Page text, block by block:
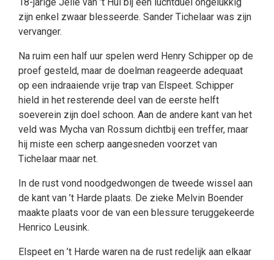
zijn enkel zwaar blesseerde. Sander Tichelaar was zijn
vervanger.
Na ruim een half uur spelen werd Henry Schipper op de
proef gesteld, maar de doelman reageerde adequaat
op een indraaiende vrije trap van Elspeet. Schipper
hield in het resterende deel van de eerste helft
soeverein zijn doel schoon. Aan de andere kant van het
veld was Mycha van Rossum dichtbij een treffer, maar
hij miste een scherp aangesneden voorzet van
Tichelaar maar net.
In de rust vond noodgedwongen de tweede wissel aan
de kant van ’t Harde plaats. De zieke Melvin Boender
maakte plaats voor de van een blessure teruggekeerde
Henrico Leusink.
Elspeet en ’t Harde waren na de rust redelijk aan elkaar